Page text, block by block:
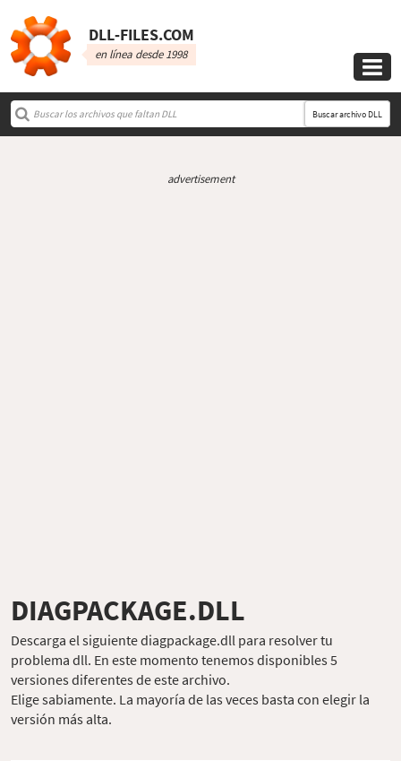
DLL‑FILES.COM
en línea desde 1998

Buscar archivo DLL
advertisement
DIAGPACKAGE.DLL
Descarga el siguiente diagpackage.dll para resolver tu
problema dll. En este momento tenemos disponibles 5
versiones diferentes de este archivo.
Elige sabiamente. La mayoría de las veces basta con elegir la
versión más alta.